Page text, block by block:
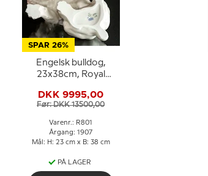
SPAR 26%
Engelsk bulldog,
23x38cm, Royal
801 (Signeret Knud
Kyhn 1907)
DKK 9995,00
Før: DKK 13500,00
Varenr.: R801
Årgang: 1907
Mål: H: 23 cm x B: 38 cm
PÅ LAGER